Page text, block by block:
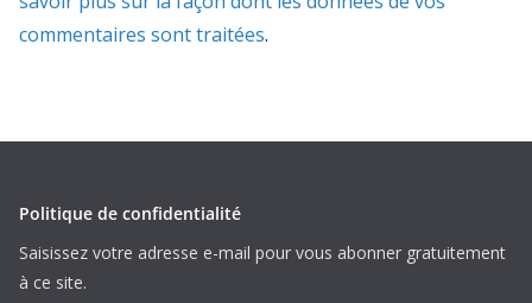
commentaires sont traitées.
Politique de confidentialité
Saisissez votre adresse e-mail pour vous abonner gratuitement
à ce site.